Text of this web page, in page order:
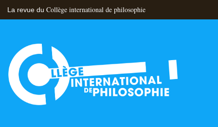
La revue du Collège international de philosophie